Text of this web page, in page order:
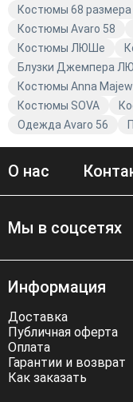
Костюмы 68 размера
Костюмы Avaro 58
Костюмы ЛЮШе
Блузки Джемпера
Костюмы Anna
Костюмы SOVA
Одежда Avaro 56
О нас
Мы в соцсетях
Информация
Доставка
Публичная оферта
Оплата
Гарантии и возврат
Как заказать